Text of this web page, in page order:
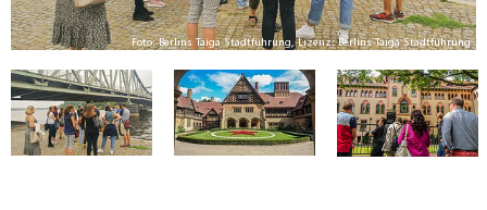
Grenzanlagen der Berliner Mauerverbaut war,
führt der Weg in denUNESCO-Welterbepark
Neuer Garten
Für diePotsdamer Konferenzim Sommer 1945
wurden der Park und dasSchloss Cecilienhoffür
Foto: Berlins Taiga Stadtführung, Lizenz: Berlins Taiga Stadtführung